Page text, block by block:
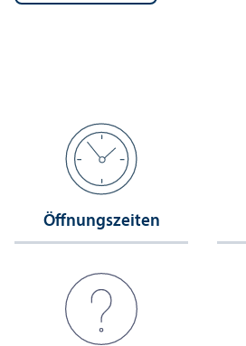
Öffnungs­zeiten